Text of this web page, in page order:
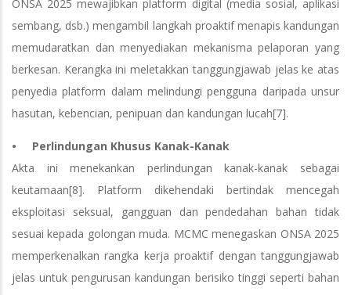
ONSA 2025 mewajibkan platform digital (media sosial, aplikasi
sembang, dsb.) mengambil langkah proaktif menapis kandungan
memudaratkan dan menyediakan mekanisma pelaporan yang
berkesan. Kerangka ini meletakkan tanggungjawab jelas ke atas
penyedia platform dalam melindungi pengguna daripada unsur
hasutan, kebencian, penipuan dan kandungan lucah[7].
• Perlindungan Khusus Kanak-Kanak
Akta ini menekankan perlindungan kanak-kanak sebagai
keutamaan[8]. Platform dikehendaki bertindak mencegah
eksploitasi seksual, gangguan dan pendedahan bahan tidak
sesuai kepada golongan muda. MCMC menegaskan ONSA 2025
memperkenalkan rangka kerja proaktif dengan tanggungjawab
jelas untuk pengurusan kandungan berisiko tinggi seperti bahan